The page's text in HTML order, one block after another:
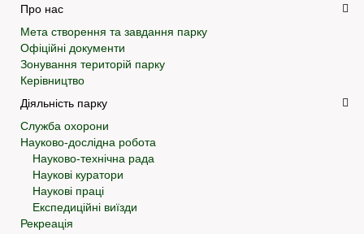
Про нас
Мета створення та завдання парку
Офіційні документи
Зонування територій парку
Керівництво
Діяльність парку
Служба охорони
Науково-дослідна робота
Науково-технічна рада
Наукові куратори
Наукові праці
Експедиційні виїзди
Рекреація